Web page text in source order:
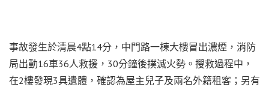
事故發生於清晨4點14分，中門路一棟大樓冒出濃煙，消防
局出動16車36人救援，30分鐘後撲滅火勢。搜救過程中，
在2樓發現3具遺體，確認為屋主兒子及兩名外籍租客；另有